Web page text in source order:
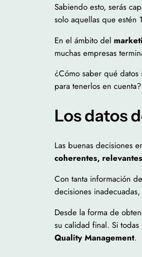
Sabiendo esto, serás
solo aquellas que estén
En el ámbito del
muchas empresas
¿Cómo saber qué
para tenerlos en
Los datos
Las buenas decisiones
coherentes,
Con tanta información
decisiones
Desde la forma de
su calidad final. Si
Quality Management.